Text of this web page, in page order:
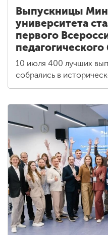
Выпускницы
университета
первого
10 июля 400 лучших
собрались в